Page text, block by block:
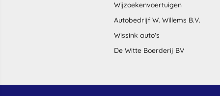
Wijzoekenvoertuigen
Autobedrijf W. Willems B.V.
Wissink auto's
De Witte Boerderij BV